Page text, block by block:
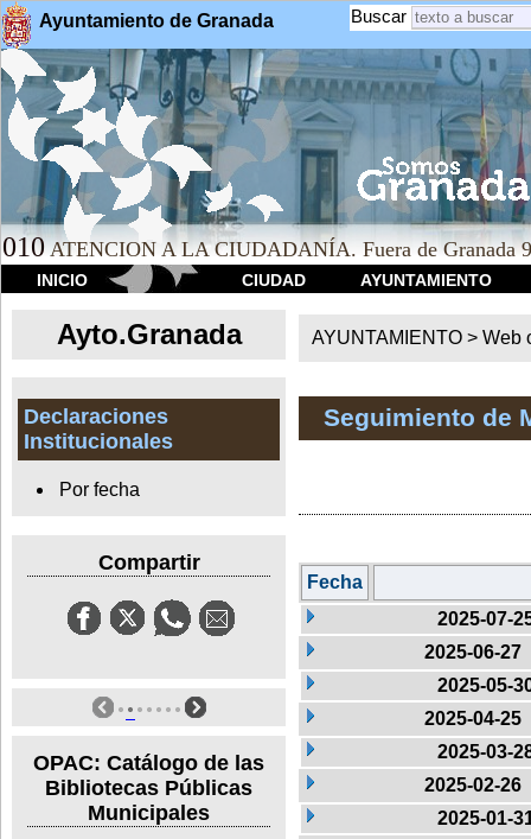
Ayuntamiento de Granada Buscar
010 ATENCION A LA CIUDADANÍA. Fuera de Granada
INICIO CIUDAD AYUNTAMIENTO
Ayto.Granada
Declaraciones
Institucionales
Por fecha
Compartir
OPAC: Catálogo de las
Bibliotecas Públicas
Municipales
AYUNTAMIENTO > Web
Seguimiento de
Fecha
2025-07-
2025-06-27
2025-05-
2025-04-25
2025-03-
2025-02-26
2025-01-